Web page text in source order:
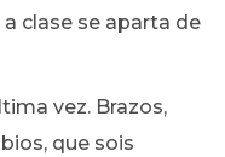
clase se aparta de
vez. Brazos,
que sois